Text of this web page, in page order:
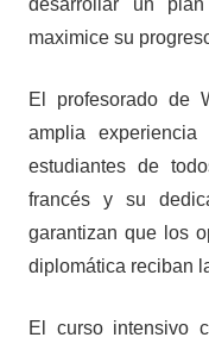
desarrollar un
maximice su
El profesorado de
amplia
estudiantes de
francés y su
garantizan que los
diplomática reciban
El curso intensivo